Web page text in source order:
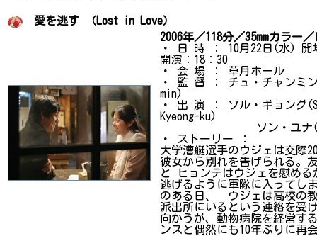
愛を逃す （Lost in Love）
2006年／118分／35mmカラー
・ 日 時 ： 10月22日(水)
開演：18：30
・ 会 場 ： 草月ホール
・ 監 督 ： チュ・チャンミ
min)
・ 出 演 ： ソル・ギョン
Kyeong-ku)
ソン・ユナ
・ ストーリー ：
大学漕艇選手のウジェは交際
彼女から別れを告げられる。
と ヒョンテはウジェを慰める
逃げるように軍隊に入ってし
のある日、 ウジェは高校の
派出所にいるという連絡を受
向かうが、動物病院を経営す
ンスと偶然にも10年ぶりに再